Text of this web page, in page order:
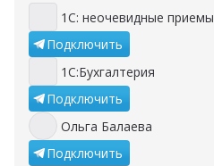
1С: неочевидные приемы
1С: неочевидные приемы
Подключить
1С:Бухгалтерия
1С:Бухгалтерия
Подключить
Ольга Балаева
Ольга Балаева
Подключить